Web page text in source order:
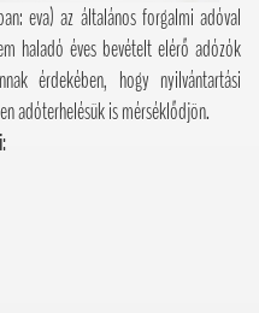
eva) az általános forgalmi adóval
haladó éves bevételt elérő adózók
érdekében, hogy nyilvántartási
adóterhelésük is mérséklődjön.